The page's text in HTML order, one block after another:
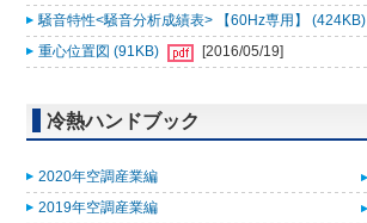
騒音特性<騒音分析成績表> 【60Hz専用】 (424KB)
重心位置図 (91KB)
[2016/05/19]
冷熱ハンドブック
2020年空調産業編
2019年空調産業編